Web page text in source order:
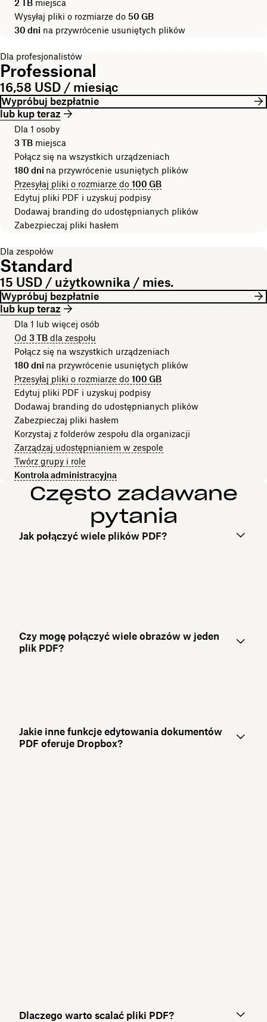
2 TB miejsca
Wysyłaj pliki o rozmiarze do 50 GB
30 dni na przywrócenie usuniętych plików
Dla profesjonalistów
Professional
16,58 USD / miesiąc
Wypróbuj bezpłatnie
lub kup teraz
Dla 1 osoby
3 TB miejsca
Połącz się na wszystkich urządzeniach
180 dni na przywrócenie usuniętych plików
Przesyłaj pliki o rozmiarze do 100 GB
Edytuj pliki PDF i uzyskuj podpisy
Dodawaj branding do udostępnianych plików
Zabezpieczaj pliki hasłem
Dla zespołów
Standard
15 USD / użytkownika / mies.
Wypróbuj bezpłatnie
lub kup teraz
Dla 1 lub więcej osób
Od 3 TB dla zespołu
Połącz się na wszystkich urządzeniach
180 dni na przywrócenie usuniętych plików
Przesyłaj pliki o rozmiarze do 100 GB
Edytuj pliki PDF i uzyskuj podpisy
Dodawaj branding do udostępnianych plików
Zabezpieczaj pliki hasłem
Korzystaj z folderów zespołu dla organizacji
Zarządzaj udostępnianiem w zespole
Twórz grupy i role
Kontrola administracyjna
Często zadawane
pytania
Jak połączyć wiele plików PDF?
Czy mogę połączyć wiele obrazów w jeden
plik PDF?
Jakie inne funkcje edytowania dokumentów
PDF oferuje Dropbox?
Dlaczego warto scalać pliki PDF?